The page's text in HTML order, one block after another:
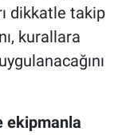
dikkatle takip
kurallara
ekipmanla